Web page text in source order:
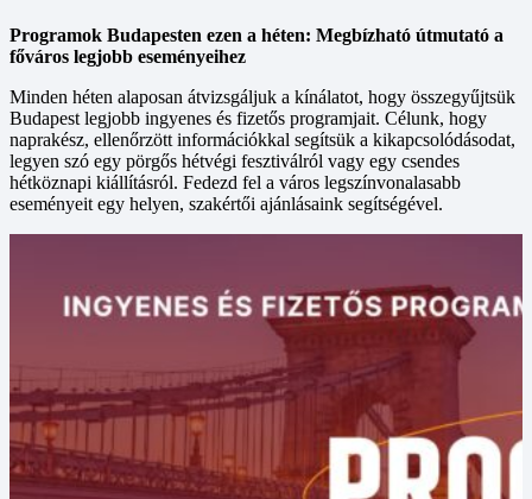
Programok Budapesten ezen a héten: Megbízható útmutató a
főváros legjobb eseményeihez
Minden héten alaposan átvizsgáljuk a kínálatot, hogy összegyűjtsük
Budapest legjobb ingyenes és fizetős programjait. Célunk, hogy
naprakész, ellenőrzött információkkal segítsük a kikapcsolódásodat,
legyen szó egy pörgős hétvégi fesztiválról vagy egy csendes
hétköznapi kiállításról. Fedezd fel a város legszínvonalasabb
eseményeit egy helyen, szakértői ajánlásaink segítségével.